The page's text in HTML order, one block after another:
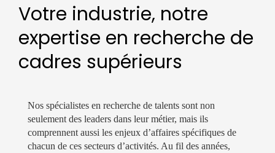
Votre industrie, notre
expertise en recherche de
cadres supérieurs
Nos spécialistes en recherche de talents sont non
seulement des leaders dans leur métier, mais ils
comprennent aussi les enjeux d’affaires spécifiques de
chacun de ces secteurs d’activités. Au fil des années,